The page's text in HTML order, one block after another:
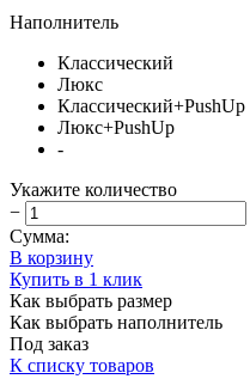
Наполнитель
Классический
Люкс
Классический+PushUp
Люкс+PushUp
-
Укажите количество
−
Сумма:
В корзину
Купить в 1 клик
Как выбрать размер
Как выбрать наполнитель
Под заказ
К списку товаров